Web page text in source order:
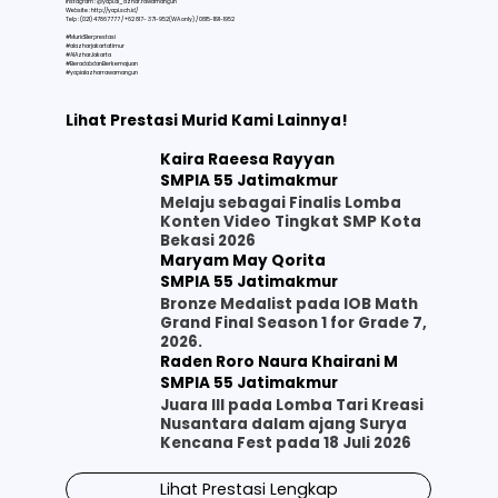
Website :http://yapi.sch.id/
Telp : (021) 47867777 / +62 817- 371-952(WA only) / 0815-1191-1952
#MuridBerprestasi
#alazharjakartatimur
#AlAzharJakarta
#BeradabdanBerkemajuan
#yapialazharrawamangun
Lihat Prestasi Murid Kami Lainnya!
Kaira Raeesa Rayyan
SMPIA 55 Jatimakmur
Melaju sebagai Finalis Lomba
Konten Video Tingkat SMP Kota
Bekasi 2026
Maryam May Qorita
SMPIA 55 Jatimakmur
Bronze Medalist pada IOB Math
Grand Final Season 1 for Grade 7,
2026.
Raden Roro Naura Khairani M
SMPIA 55 Jatimakmur
Juara III pada Lomba Tari Kreasi
Nusantara dalam ajang Surya
Kencana Fest pada 18 Juli 2026
Lihat Prestasi Lengkap